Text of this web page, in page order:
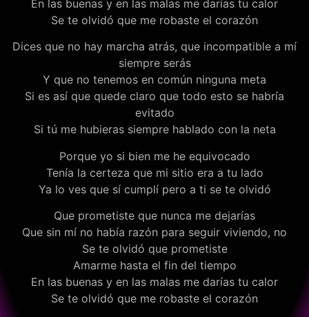
En las buenas y en las malas me darías tu calor
Se te olvidó que me robaste el corazón
Dices que no hay marcha atrás, que incompatible a mí
siempre serás
Y que no tenemos en común ninguna meta
Si es así que quede claro que todo esto se habría
evitado
Si tú me hubieras siempre hablado con la neta
Porque yo si bien me he equivocado
Tenía la certeza que mi sitio era a tu lado
Ya lo ves que sí cumplí pero a ti se te olvidó
Que prometiste que nunca me dejarías
Que sin mí no había razón para seguir viviendo, no
Se te olvidó que prometiste
Amarme hasta el fin del tiempo
En las buenas y en las malas me darías tu calor
Se te olvidó que me robaste el corazón